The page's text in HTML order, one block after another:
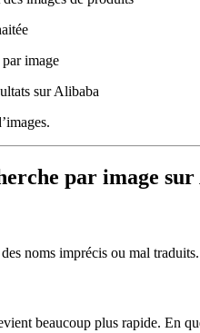
image
sur Alibaba
par image sur
noms imprécis ou mal
beaucoup plus rapide. En